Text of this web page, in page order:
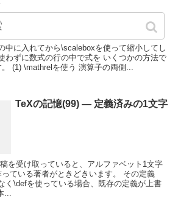
中に入れてから\scaleboxを使って縮小してし
わずに数式の行の中で式を いくつかの方法で
(1) \mathrelを使う 演算子の両側...
TeXの記憶(99) — 定義済みの1文字
を受け取っていると、アルファベット1文字
ている著者がときどきいます。 その定義
く\defを使っている場合、既存の定義が上書
...